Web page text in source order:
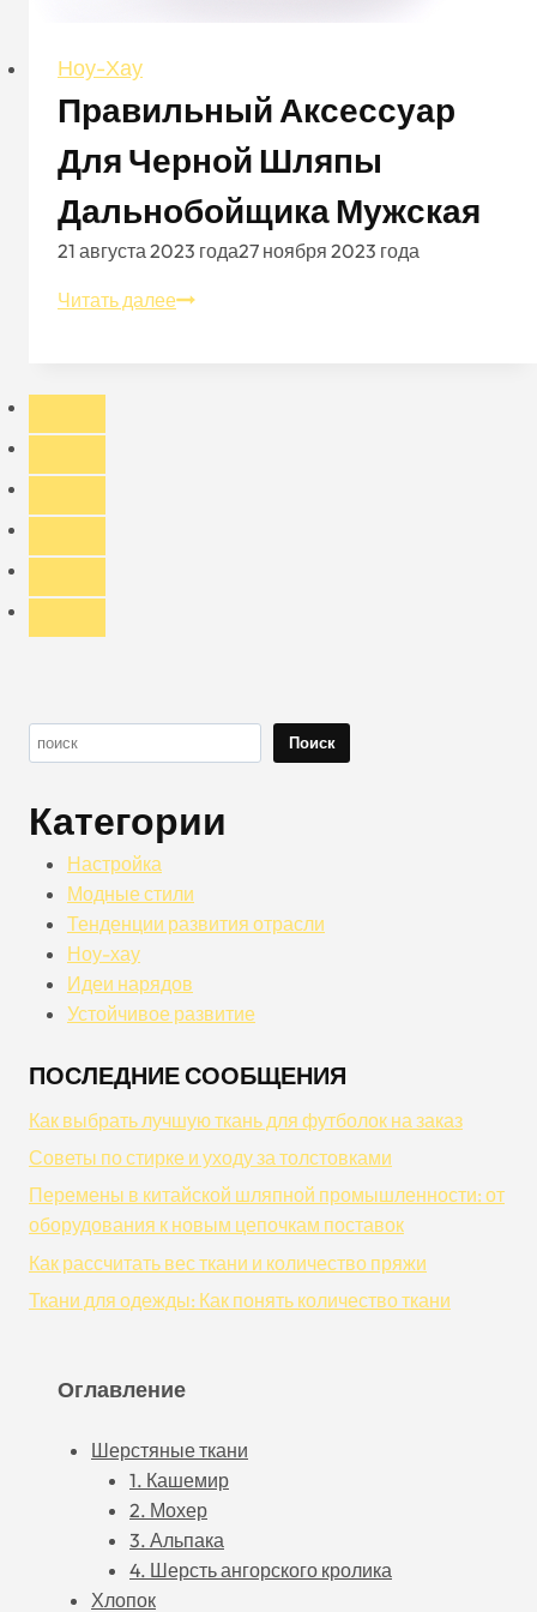
Ноу-Хау
Правильный Аксессуар
Для Черной Шляпы
Дальнобойщика Мужская
21 августа 2023 года27 ноября 2023 года
Читать далееПравильный
Поиск Поиск
Категории
Настройка
Модные стили
Тенденции развития отрасли
Ноу-хау
Идеи нарядов
Устойчивое развитие
ПОСЛЕДНИЕ СООБЩЕНИЯ
Как выбрать лучшую ткань для футболок на заказ
Советы по стирке и уходу за толстовками
Перемены в китайской шляпной промышленности: от
оборудования к новым цепочкам поставок
Как рассчитать вес ткани и количество пряжи
Ткани для одежды: Как понять количество ткани
Оглавление
Шерстяные ткани
1. Кашемир
2. Мохер
3. Альпака
4. Шерсть ангорского кролика
Хлопок